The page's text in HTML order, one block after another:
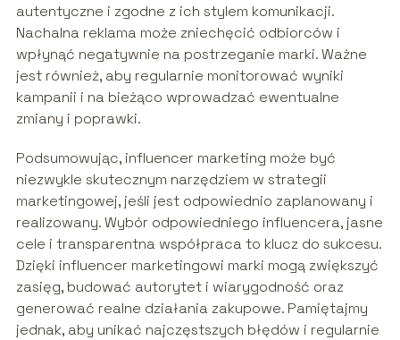
autentyczne i zgodne z ich stylem komunikacji.
Nachalna reklama może zniechęcić odbiorców i
wpłynąć negatywnie na postrzeganie marki. Ważne
jest również, aby regularnie monitorować wyniki
kampanii i na bieżąco wprowadzać ewentualne
zmiany i poprawki.
Podsumowując, influencer marketing może być
niezwykle skutecznym narzędziem w strategii
marketingowej, jeśli jest odpowiednio zaplanowany i
realizowany. Wybór odpowiedniego influencera, jasne
cele i transparentna współpraca to klucz do sukcesu.
Dzięki influencer marketingowi marki mogą zwiększyć
zasięg, budować autorytet i wiarygodność oraz
generować realne działania zakupowe. Pamiętajmy
jednak, aby unikać najczęstszych błędów i regularnie